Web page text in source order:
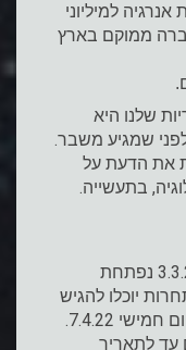
למיליוני
ממוקם בארץ
שלנו היא
שמגיע משבר.
את הדעת על
בתעשייה.
החל מיום חמישי, 3.3.2022 נפתחת
יוכלו להגיש
לתאריך